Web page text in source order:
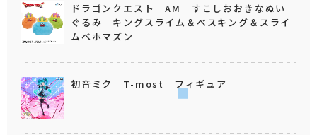
ドラゴンクエスト AM すこしおおきなぬい
ぐるみ キングスライム＆ベスキング＆スライ
ムベホマズン
初音ミク T-most フィギュア